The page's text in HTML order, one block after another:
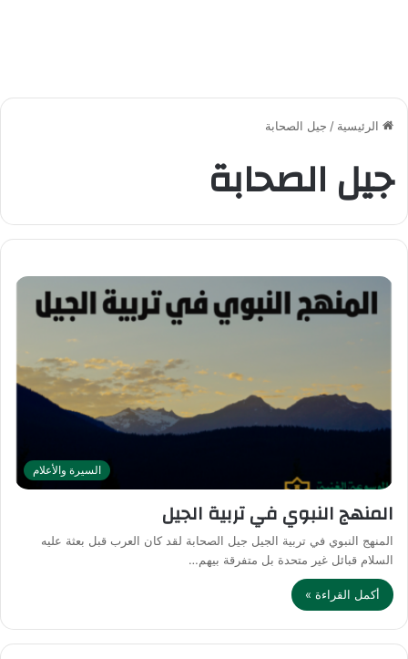
الرئيسية / جيل الصحابة
جيل الصحابة
السيرة والأعلام
المنهج النبوي في تربية الجيل
المنهج النبوي في تربية الجيل جيل الصحابة لقد كان العرب قبل بعثة عليه
السلام قبائل غير متحدة بل متفرقة بيهم…
أكمل القراءة »